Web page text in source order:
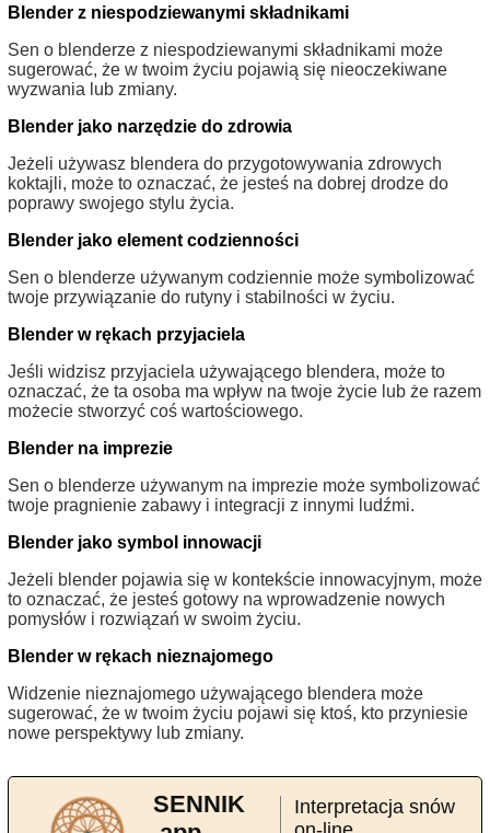
Blender z niespodziewanymi składnikami
Sen o blenderze z niespodziewanymi składnikami może
sugerować, że w twoim życiu pojawią się nieoczekiwane
wyzwania lub zmiany.
Blender jako narzędzie do zdrowia
Jeżeli używasz blendera do przygotowywania zdrowych
koktajli, może to oznaczać, że jesteś na dobrej drodze do
poprawy swojego stylu życia.
Blender jako element codzienności
Sen o blenderze używanym codziennie może symbolizować
twoje przywiązanie do rutyny i stabilności w życiu.
Blender w rękach przyjaciela
Jeśli widzisz przyjaciela używającego blendera, może to
oznaczać, że ta osoba ma wpływ na twoje życie lub że razem
możecie stworzyć coś wartościowego.
Blender na imprezie
Sen o blenderze używanym na imprezie może symbolizować
twoje pragnienie zabawy i integracji z innymi ludźmi.
Blender jako symbol innowacji
Jeżeli blender pojawia się w kontekście innowacyjnym, może
to oznaczać, że jesteś gotowy na wprowadzenie nowych
pomysłów i rozwiązań w swoim życiu.
Blender w rękach nieznajomego
Widzenie nieznajomego używającego blendera może
sugerować, że w twoim życiu pojawi się ktoś, kto przyniesie
nowe perspektywy lub zmiany.
SENNIK
Interpretacja snów